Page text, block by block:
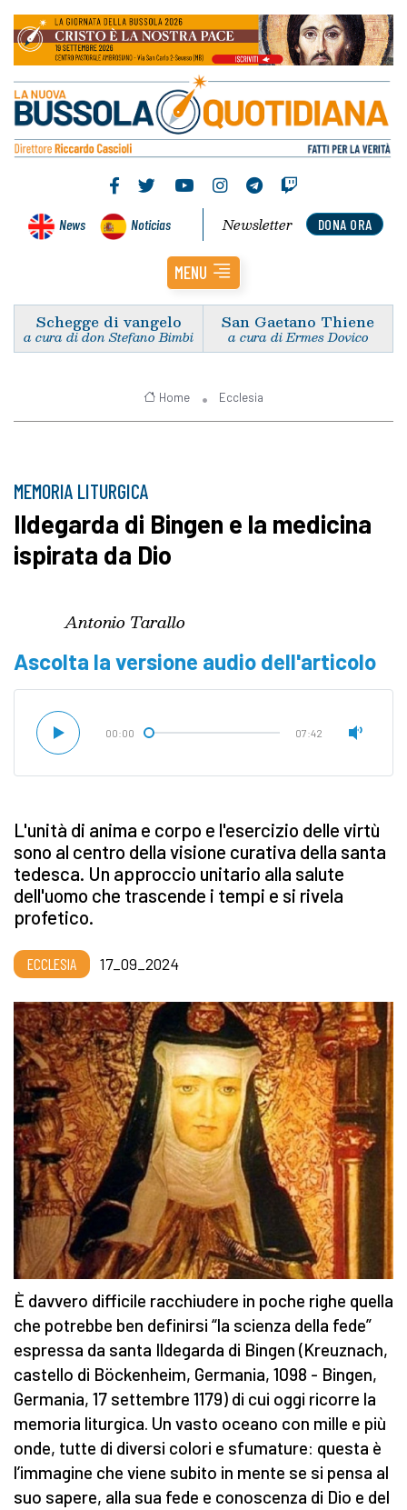
News Noticias DONA ORA
Newsletter
MENU
Schegge di vangelo
a cura di don Stefano Bimbi
San Gaetano Thiene
a cura di Ermes Dovico
Home Ecclesia
MEMORIA LITURGICA
Ildegarda di Bingen e la medicina
ispirata da Dio
Antonio Tarallo
Ascolta la versione audio dell'articolo
00:00 07:42
L'unità di anima e corpo e l'esercizio delle virtù
sono al centro della visione curativa della santa
tedesca. Un approccio unitario alla salute
dell'uomo che trascende i tempi e si rivela
profetico.
ECCLESIA 17_09_2024
È davvero difficile racchiudere in poche righe quella
che potrebbe ben definirsi “la scienza della fede”
espressa da santa Ildegarda di Bingen (Kreuznach,
castello di Böckenheim, Germania, 1098 - Bingen,
Germania, 17 settembre 1179) di cui oggi ricorre la
memoria liturgica. Un vasto oceano con mille e più
onde, tutte di diversi colori e sfumature: questa è
l’immagine che viene subito in mente se si pensa al
suo sapere, alla sua fede e conoscenza di Dio e del